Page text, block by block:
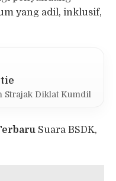
yang adil, inklusif,
Strajak Diklat Kumdil
Suara BSDK,